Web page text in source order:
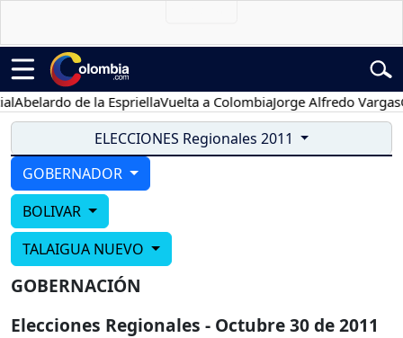
Abelardo de la EspriellaVuelta a ColombiaJorge Alfredo Vargas
ELECCIONES Regionales 2011
GOBERNADOR
BOLIVAR
TALAIGUA NUEVO
GOBERNACIÓN
Elecciones Regionales - Octubre 30 de 2011